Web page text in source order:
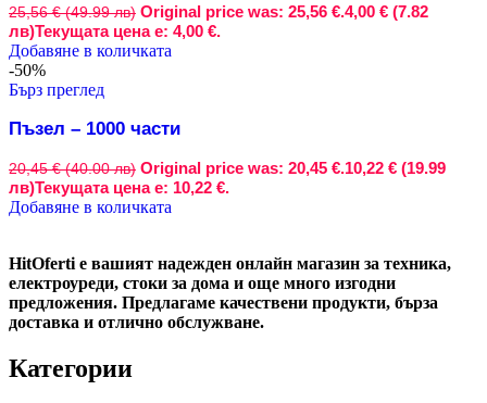
25,56 € (49.99 лв) Original price was: 25,56 €.4,00 € (7.82
лв)Текущата цена е: 4,00 €.
Добавяне в количката
-50%
Бърз преглед
Пъзел – 1000 части
20,45 € (40.00 лв) Original price was: 20,45 €.10,22 € (19.99
лв)Текущата цена е: 10,22 €.
Добавяне в количката
HitOferti е вашият надежден онлайн магазин за техника,
електроуреди, стоки за дома и още много изгодни
предложения. Предлагаме качествени продукти, бърза
доставка и отлично обслужване.
Категории